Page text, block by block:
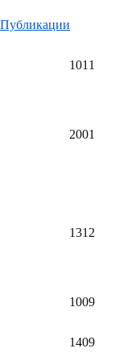
Публикации
1011
2001
1312
1009
1409